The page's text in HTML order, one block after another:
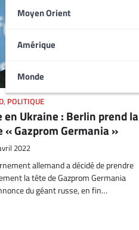
Moyen Orient
Amérique
Monde
, POLITIQUE
en Ukraine : Berlin prend la
« Gazprom Germania »
2022
allemand a décidé de prendre
la tête de Gazprom Germania
du géant russe, en fin…